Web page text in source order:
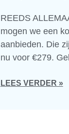
REEDS
mogen we een
aanbieden. Die
nu voor €279.
LEES VERDER »